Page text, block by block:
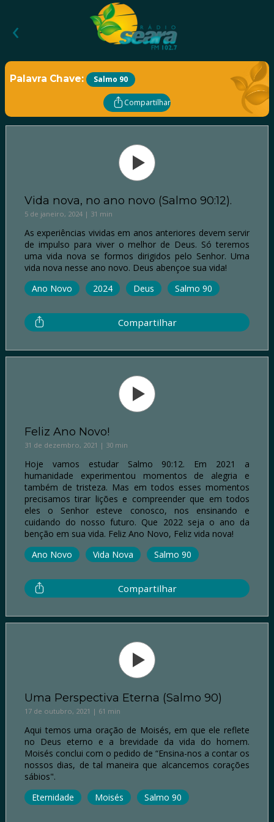
‹
Palavra Chave: Salmo 90
Compartilhar
Vida nova, no ano novo (Salmo 90:12).
5 de janeiro, 2024 | 31 min
As experiências vividas em anos anteriores devem servir
de impulso para viver o melhor de Deus. Só teremos
uma vida nova se formos dirigidos pelo Senhor. Uma
vida nova nesse ano novo. Deus abençoe sua vida!
Ano Novo
2024 Deus Salmo 90
Compartilhar
Feliz Ano Novo!
31 de dezembro, 2021 | 30 min
Hoje vamos estudar Salmo 90:12. Em 2021 a
humanidade experimentou momentos de alegria e
também de tristeza. Mas em todos esses momentos
precisamos tirar lições e compreender que em todos
eles o Senhor esteve conosco, nos ensinando e
cuidando do nosso futuro. Que 2022 seja o ano da
benção em sua vida. Feliz Ano Novo, Feliz vida nova!
Ano Novo
Vida Nova Salmo 90
Compartilhar
Uma Perspectiva Eterna (Salmo 90)
17 de outubro, 2021 | 61 min
Aqui temos uma oração de Moisés, em que ele reflete
no Deus eterno e a brevidade da vida do homem.
Moisés conclui com o pedido de “Ensina-nos a contar os
nossos dias, de tal maneira que alcancemos corações
sábios".
Eternidade
Moisés Salmo 90